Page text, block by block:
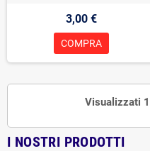
3,00 €
COMPRA
Visualizzati
I NOSTRI PRODOTTI